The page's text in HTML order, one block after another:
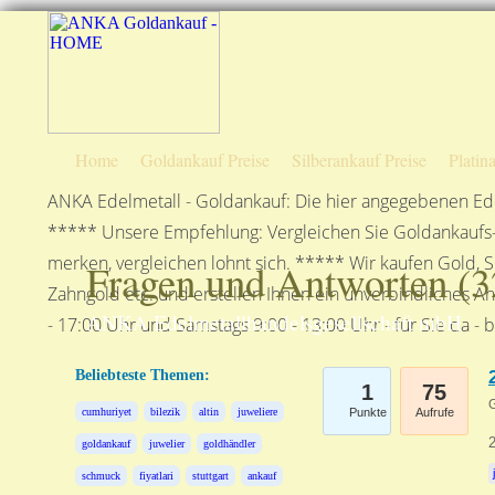
Home Goldankauf Preise Silberankauf Preise
ANKA Edelmetall - Goldankauf: Die hier angegebenen
***** Unsere Empfehlung: Vergleichen Sie
merken, vergleichen lohnt sich. ***** Wir kaufen Gold,
Zahngold etc. und erstellen Ihnen ein unverbindliches
- 17:00 Uhr und Samstags 9:00 - 13:00 Uhr - für Sie
Fragen und Antworten (
ANKA Edelmetallhandelsgesellschaft mbH
Beliebteste Themen:
cumhuriyet bilezik altin juweliere
goldankauf juwelier goldhändler
schmuck fiyatlari stuttgart ankauf
1
Punkte
75
Aufrufe